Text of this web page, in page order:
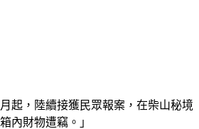
起，陸續接獲民眾報案，在柴山秘境